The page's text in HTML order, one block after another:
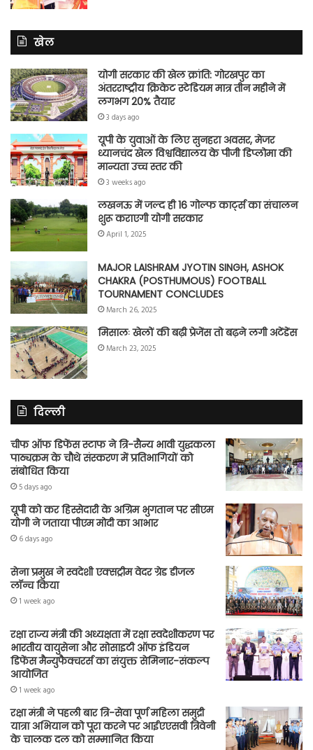
खेल
योगी सरकार की खेल क्रांति: गोरखपुर का
अंतरराष्ट्रीय क्रिकेट स्टेडियम मात्र तीन महीने में
लगभग 20% तैयार
3 days ago
यूपी के युवाओं के लिए सुनहरा अवसर, मेजर
ध्यानचंद खेल विश्वविद्यालय के पीजी डिप्लोमा की
मान्यता उच्च स्तर की
3 weeks ago
लखनऊ में जल्द ही 16 गोल्फ कार्ट्स का संचालन
शुरू कराएगी योगी सरकार
April 1, 2025
MAJOR LAISHRAM JYOTIN SINGH, ASHOK
CHAKRA (POSTHUMOUS) FOOTBALL
TOURNAMENT CONCLUDES
March 26, 2025
मिसालः खेलों की बढ़ी प्रेजेंस तो बढ़ने लगी अटेंडेंस
March 23, 2025
दिल्ली
चीफ ऑफ डिफेंस स्टाफ ने त्रि-सैन्य भावी युद्धकला
पाठ्यक्रम के चौथे संस्करण में प्रतिभागियों को
संबोधित किया
5 days ago
यूपी को कर हिस्सेदारी के अग्रिम भुगतान पर सीएम
योगी ने जताया पीएम मोदी का आभार
6 days ago
सेना प्रमुख ने स्वदेशी एक्सट्रीम वेदर ग्रेड डीजल
लॉन्च किया
1 week ago
रक्षा राज्य मंत्री की अध्यक्षता में रक्षा स्वदेशीकरण पर
भारतीय वायुसेना और सोसाइटी ऑफ इंडियन
डिफेंस मैन्युफैक्चरर्स का संयुक्त सेमिनार-संकल्प
आयोजित
1 week ago
रक्षा मंत्री ने पहली बार त्रि-सेवा पूर्ण महिला समुद्री
यात्रा अभियान को पूरा करने पर आईएएसवी त्रिवेनी
के चालक दल को सम्मानित किया